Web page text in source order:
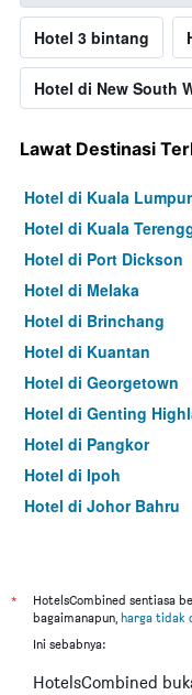
Hotel 3 bintang
Hotel di New South
Lawat Destinasi
Hotel di Kuala Lumpur
Hotel di Kuala
Hotel di Port Dickson
Hotel di Melaka
Hotel di Brinchang
Hotel di Kuantan
Hotel di Georgetown
Hotel di Genting
Hotel di Pangkor
Hotel di Ipoh
Hotel di Johor Bahru
Hotel di Kuching
Hotel di Tokyo
*
HotelsCombined sentiasa
bagaimanapun, harga tidak
Ini sebabnya:
HotelsCombined